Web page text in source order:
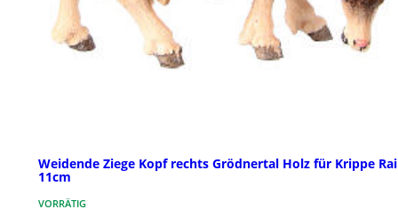
Weidende Ziege Kopf rechts Grödnertal Holz für Krippe
11cm
VORRÄTIG